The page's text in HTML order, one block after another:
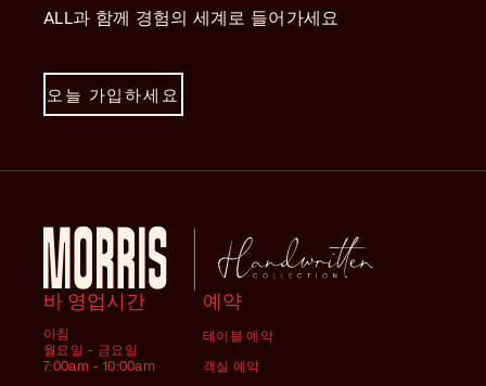
ALL과 함께 경험의 세계로 들어가세요
오늘 가입하세요
바 영업시간
아침
월요일 - 금요일
7:00am - 10:00am
예약
테이블 예약
객실 예약